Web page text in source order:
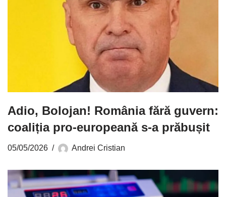
Adio, Bolojan! România fără guvern:
coaliția pro-europeană s-a prăbușit
05/05/2026 Andrei Cristian